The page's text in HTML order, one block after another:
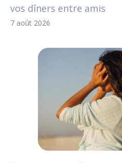
vos dîners entre amis
7 août 2026